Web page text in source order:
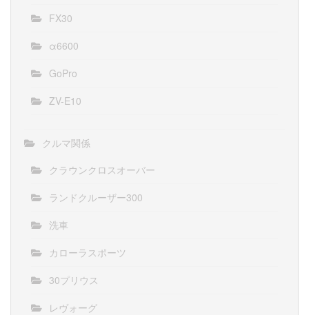
FX30
α6600
GoPro
ZV-E10
クルマ関係
クラウンクロスオーバー
ランドクルーザー300
洗車
カローラスポーツ
30プリウス
レヴォーグ